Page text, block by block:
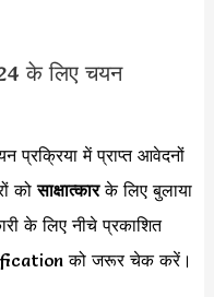
के लिए चयन
प्रक्रिया में प्राप्त आवेदनों
कोसाक्षात्कारके लिए बुलाया
के लिए नीचे प्रकाशित
को जरूर चेक करें।